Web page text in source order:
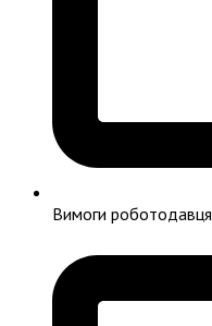
Вимоги роботодавця